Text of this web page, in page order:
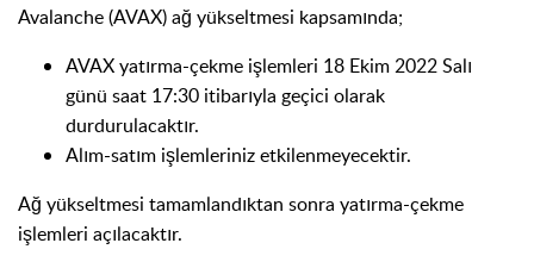
Avalanche (AVAX) ağ yükseltmesi kapsamında;
AVAX yatırma-çekme işlemleri 18 Ekim 2022 Salı
günü saat 17:30 itibarıyla geçici olarak
durdurulacaktır.
​Alım-satım işlemleriniz etkilenmeyecektir.
Ağ yükseltmesi tamamlandıktan sonra yatırma-çekme
işlemleri açılacaktır.